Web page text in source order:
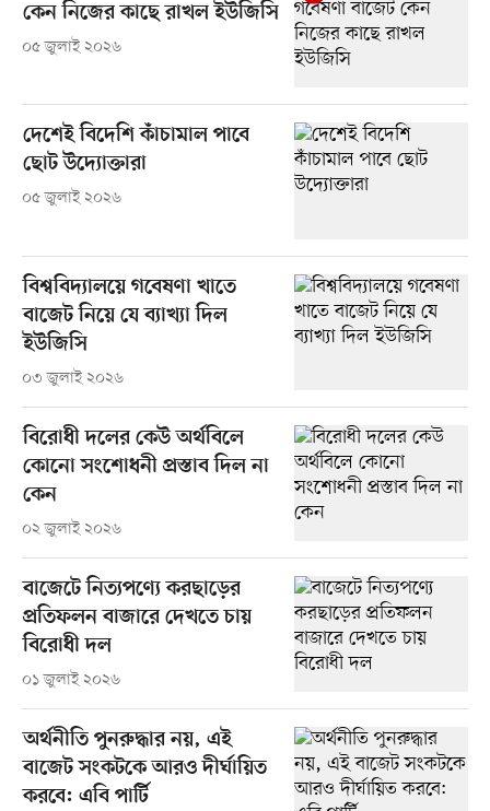
কেন নিজের কাছে রাখল ইউজিসি
০৫ জুলাই ২০২৬
দেশেই বিদেশি কাঁচামাল পাবে
ছোট উদ্যোক্তারা
০৫ জুলাই ২০২৬
বিশ্ববিদ্যালয়ে গবেষণা খাতে
বাজেট নিয়ে যে ব্যাখ্যা দিল
ইউজিসি
০৩ জুলাই ২০২৬
বিরোধী দলের কেউ অর্থবিলে
কোনো সংশোধনী প্রস্তাব দিল না
কেন
০২ জুলাই ২০২৬
বাজেটে নিত্যপণ্যে করছাড়ের
প্রতিফলন বাজারে দেখতে চায়
বিরোধী দল
০১ জুলাই ২০২৬
অর্থনীতি পুনরুদ্ধার নয়, এই
বাজেট সংকটকে আরও দীর্ঘায়িত
করবে: এবি পার্টি